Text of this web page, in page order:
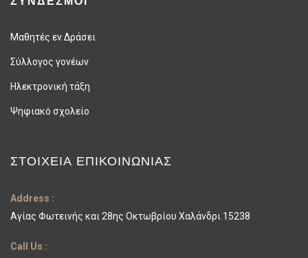
Μαθητές εν Δράσει
Σύλλογος γονέων
Ηλεκτρονική τάξη
Ψηφιακό σχολείο
ΣΤΟΙΧΕΊΑ ΕΠΙΚΟΙΝΩΝΊΑΣ
Address :
Αγίας Φωτεινής και 28ης Οκτωβρίου Χαλάνδρι 15238
Call Us :